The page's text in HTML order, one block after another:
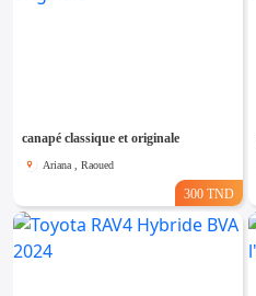
canapé classique et originale
Ariana , Raoued
300 TND